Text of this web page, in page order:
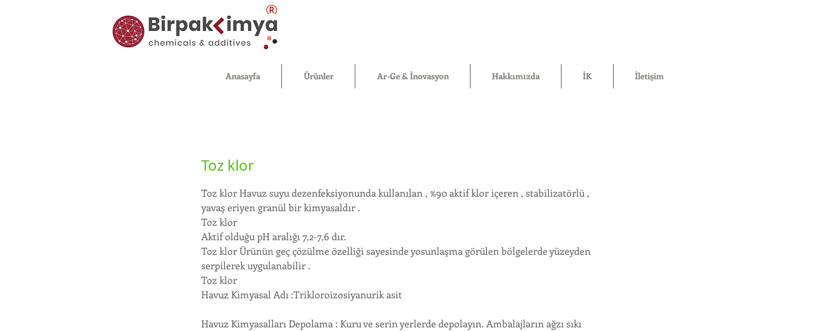
®
Anasayfa Ürünler Ar-Ge & İnovasyon Hakkımızda İK İletişim
Toz klor
Toz klor Havuz suyu dezenfeksiyonunda kullanılan , %90 aktif klor içeren , stabilizatörlü ,
yavaş eriyen granül bir kimyasaldır .
Toz klor
Aktif olduğu pH aralığı 7,2-7,6 dır.
Toz klor Ürünün geç çözülme özelliği sayesinde yosunlaşma görülen bölgelerde yüzeyden
serpilerek uygulanabilir .
Toz klor
Havuz Kimyasal Adı :Trikloroizosiyanurik asit
Havuz Kimyasalları Depolama : Kuru ve serin yerlerde depolayın. Ambalajların ağzı sıkı